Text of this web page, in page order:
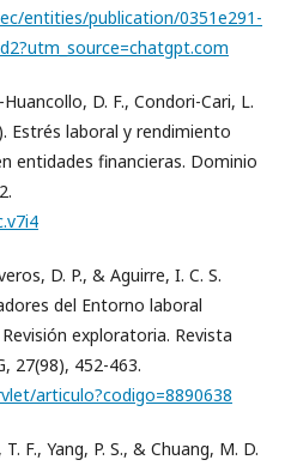
entities/publication/0351e291-
D. F., Condori-Cari, L.
Estrés laboral y rendimiento
entidades financieras. Dominio
D. P., & Aguirre, I. C. S.
del Entorno laboral
exploratoria. Revista
27(98), 452-463.
articulo?codigo=8890638
F., Yang, P. S., & Chuang, M. D.